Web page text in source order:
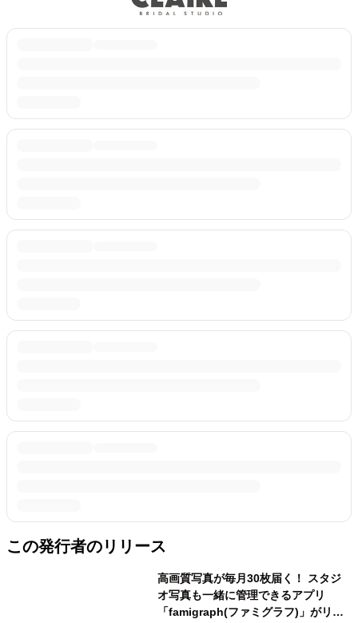
この発行者のリリース
高画質写真が毎月30枚届く！ スタジ
オ写真も一緒に管理できるアプリ
「famigraph(ファミグラフ)」がリリ